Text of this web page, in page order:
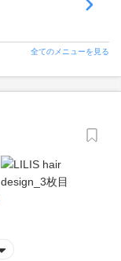
全てのメニューを見る